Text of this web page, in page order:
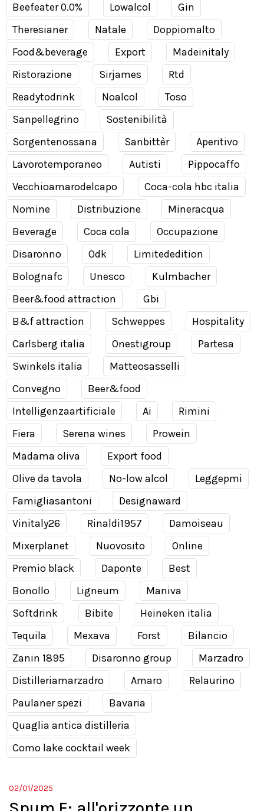
Beefeater 0.0%
Lowalcol
Gin
Theresianer
Natale
Doppiomalto
Food&beverage
Export
Madeinitaly
Ristorazione
Sirjames
Rtd
Readytodrink
Noalcol
Toso
Sanpellegrino
Sostenibilità
Sorgentenossana
Sanbittèr
Aperitivo
Lavorotemporaneo
Autisti
Pippocaffo
Vecchioamarodelcapo
Coca-cola hbc italia
Nomine
Distribuzione
Mineracqua
Beverage
Coca cola
Occupazione
Disaronno
Odk
Limitededition
Bolognafc
Unesco
Kulmbacher
Beer&food attraction
Gbi
B&f attraction
Schweppes
Hospitality
Carlsberg italia
Onestigroup
Partesa
Swinkels italia
Matteosasselli
Convegno
Beer&food
Intelligenzaartificiale
Ai
Rimini
Fiera
Serena wines
Prowein
Madama oliva
Export food
Olive da tavola
No-low alcol
Leggepmi
Famigliasantoni
Designaward
Vinitaly26
Rinaldi1957
Damoiseau
Mixerplanet
Nuovosito
Online
Premio black
Daponte
Best
Bonollo
Ligneum
Maniva
Softdrink
Bibite
Heineken italia
Tequila
Mexava Forst
Bilancio
Zanin 1895
Disaronno group
Marzadro
Distilleriamarzadro
Amaro
Relaurino
Paulaner spezi
Bavaria
Quaglia antica distilleria
Como lake cocktail week
02/01/2025